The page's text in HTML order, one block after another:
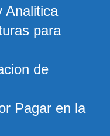
Analitica
para
de
Pagar en la